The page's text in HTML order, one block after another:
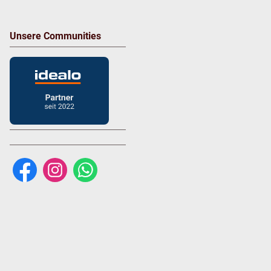
Unsere Communities